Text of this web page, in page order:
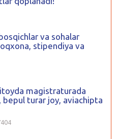
va sohalar
stipendiya va
magistraturada
bepul turar joy, aviachipta